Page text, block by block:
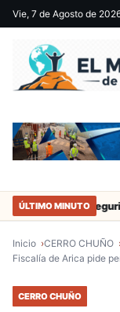
Vie, 7 de Agosto de
ÚLTIMO MINUTO
seguridad en
Inicio
CERRO CHUÑO
Fiscalía de Arica pide
CERRO CHUÑO